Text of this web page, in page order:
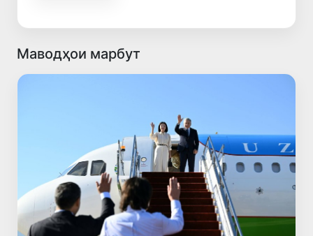
Маводҳои марбут